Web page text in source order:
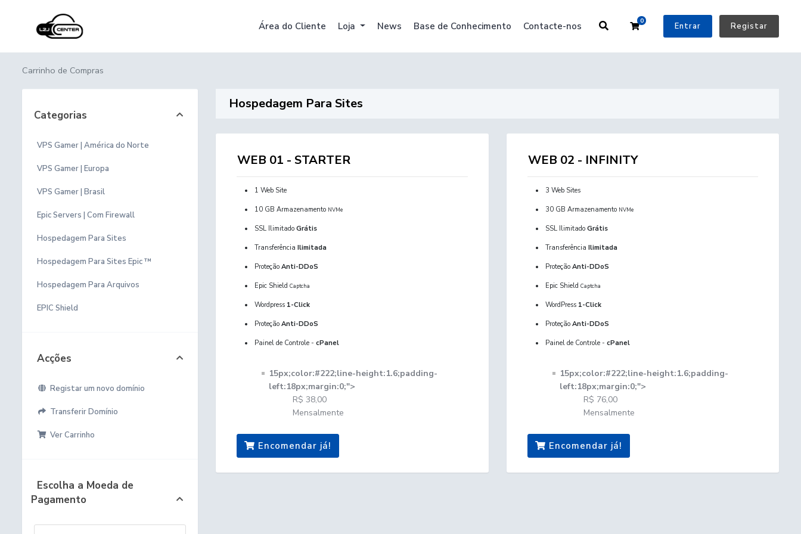
Área do Cliente Loja News Base de Conhecimento Contacte-nos 0
Carrinho de Compras
Entrar Registar
Carrinho de Compras
Categorias
VPS Gamer | América do Norte
VPS Gamer | Europa
VPS Gamer | Brasil
Epic Servers | Com Firewall
Hospedagem Para Sites
Hospedagem Para Sites Epic ™
Hospedagem Para Arquivos
EPIC Shield
Acções
Registar um novo domínio
Transferir Domínio
Ver Carrinho
Escolha a Moeda de
Pagamento
Hospedagem Para Sites
WEB 01 - STARTER
1 Web Site
10 GB Armazenamento NVMe
SSL IlimitadoGrátis
TransferênciaIlimitada
ProteçãoAnti-DDoS
Epic ShieldCaptcha
Wordpress 1-Click
ProteçãoAnti-DDoS
Painel de Controle -cPanel
15px;color:#222;line-height:1.6;padding-
left:18px;margin:0;">
R$ 38,00
Mensalmente
Encomendar já!
WEB 02 - INFINITY
3 Web Sites
30 GB Armazenamento NVMe
SSL Ilimitado Grátis
Transferência Ilimitada
Proteção Anti-DDoS
Epic Shield Captcha
WordPress 1-Click
Proteção Anti-DDoS
Painel de Controle - cPanel
15px;color:#222;line-height:1.6;padding-
left:18px;margin:0;">
R$ 76,00
Mensalmente
Encomendar já!